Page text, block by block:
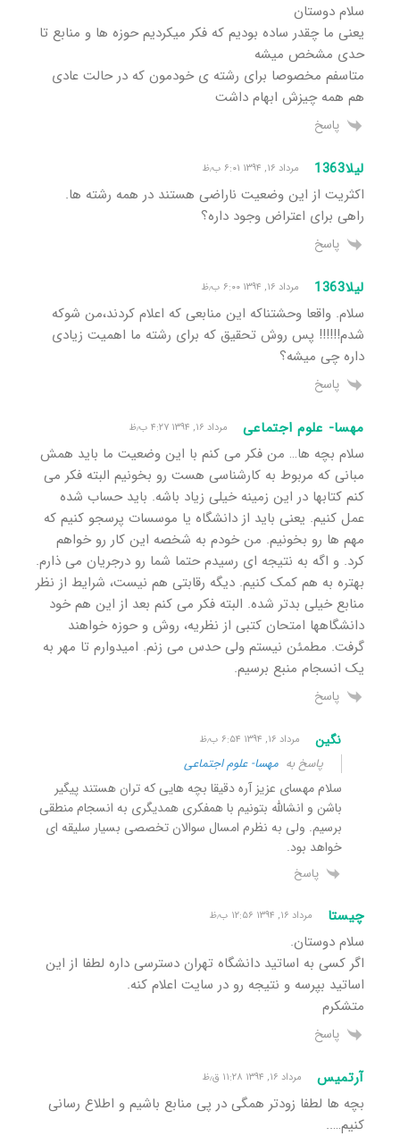
سلام دوستان
یعنی ما چقدر ساده بودیم که فکر میکردیم حوزه ها و منابع تا
حدی مشخص میشه
متاسفم مخصوصا برای رشته ی خودمون که در حالت عادی
هم همه چیزش ابهام داشت
پاسخ
لیلا1363 مرداد ۱۶, ۱۳۹۴ ۶:۰۱ ب٫ظ
اکثریت از این وضعیت ناراضی هستند در همه رشته ها.
راهی برای اعتراض وجود داره؟
پاسخ
لیلا1363 مرداد ۱۶, ۱۳۹۴ ۶:۰۰ ب٫ظ
سلام. واقعا وحشتناکه این منابعی که اعلام کردند،من شوکه
شدم!!!!!! پس روش تحقیق که برای رشته ما اهمیت زیادی
داره چی میشه؟
پاسخ
مهسا- علوم اجتماعی مرداد ۱۶, ۱۳۹۴ ۴:۲۷ ب٫ظ
سلام بچه ها… من فکر می کنم با این وضعیت ما باید همش
مبانی که مربوط به کارشناسی هست رو بخونیم البته فکر می
کنم کتابها در این زمینه خیلی زیاد باشه. باید حساب شده
عمل کنیم. یعنی باید از دانشگاه یا موسسات پرسجو کنیم که
مهم ها رو بخونیم. من خودم به شخصه این کار رو خواهم
کرد. و اگه به نتیجه ای رسیدم حتما شما رو درجریان می ذارم.
بهتره به هم کمک کنیم. دیگه رقابتی هم نیست، شرایط از نظر
منابع خیلی بدتر شده. البته فکر می کنم بعد از این هم خود
دانشگاهها امتحان کتبی از نظریه، روش و حوزه خواهند
گرفت. مطمئن نیستم ولی حدس می زنم. امیدوارم تا مهر به
یک انسجام منبع برسیم.
پاسخ
نگین مرداد ۱۶, ۱۳۹۴ ۶:۵۴ ب٫ظ
پاسخ به مهسا- علوم اجتماعی
سلام مهسای عزیز آره دقیقا بچه هایی که تران هستند پیگیر
باشن و انشالله بتونیم با همفکری همدیگری به انسجام منطقی
برسیم. ولی به نظرم امسال سوالان تخصصی بسیار سلیقه ای
خواهد بود.
پاسخ
چیستا مرداد ۱۶, ۱۳۹۴ ۱۲:۵۶ ب٫ظ
سلام دوستان.
اگر کسی به اساتید دانشگاه تهران دسترسی داره لطفا از این
اساتید بپرسه و نتیجه رو در سایت اعلام کنه.
متشکرم
پاسخ
آرتمیس مرداد ۱۶, ۱۳۹۴ ۱۱:۲۸ ق٫ظ
بچه ها لطفا زودتر همگی در پی منابع باشیم و اطلاع رسانی
کنیم…..